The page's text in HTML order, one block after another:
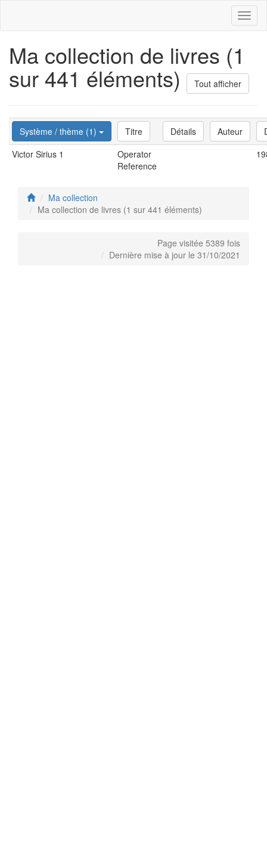
Ma collection de livres (1
sur 441 éléments) Tout afficher
Système / thème (1) Titre Détails Auteur
Victor Sirius 1
Operator
Reference
Ma collection
Ma collection de livres (1 sur 441 éléments)
Page visitée 5389 fois
Dernière mise à jour le 31/10/2021